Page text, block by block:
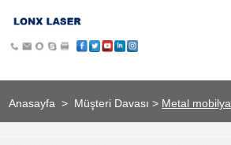
Anasayfa > Müşteri Davası > Metal mobilya